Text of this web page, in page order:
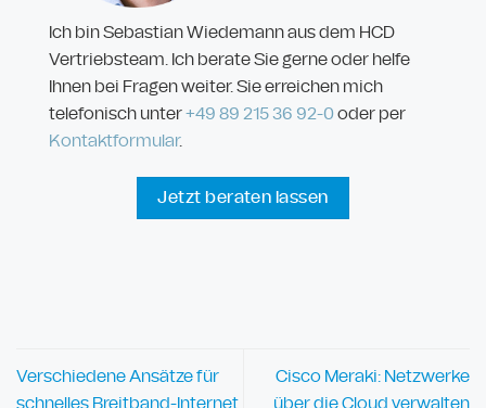
Ich bin Sebastian Wiedemann aus dem HCD
Vertriebsteam. Ich berate Sie gerne oder helfe
Ihnen bei Fragen weiter. Sie erreichen mich
telefonisch unter+49 89215 36 92-0oder per
Kontaktformular.
Jetzt beraten lassen
Verschiedene Ansätze für
schnelles Breitband-Internet
Cisco Meraki: Netzwerke
über die Cloud verwalten